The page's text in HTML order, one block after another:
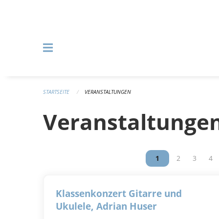
STARTSEITE VERANSTALTUNGEN
Vous êtes sur la
1 Vous êtes
2 Vous
3 4
Klassenkonzert Gitarre und
Ukulele, Adrian Huser